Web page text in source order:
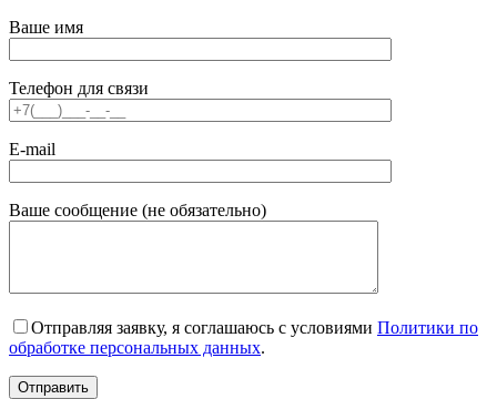
Ваше имя
Телефон для связи
E-mail
Ваше сообщение (не обязательно)
Отправляя заявку, я соглашаюсь с условиями Политики по
обработке персональных данных.